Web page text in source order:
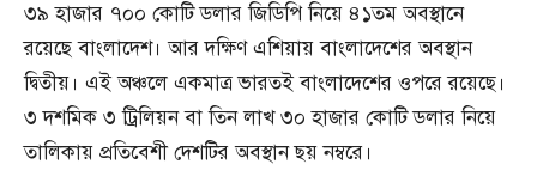
৩৯ হাজার ৭০০ কোটি ডলার জিডিপি নিয়ে ৪১তম অবস্থানে
রয়েছে বাংলাদেশ। আর দক্ষিণ এশিয়ায় বাংলাদেশের অবস্থান
দ্বিতীয়। এই অঞ্চলে একমাত্র ভারতই বাংলাদেশের ওপরে রয়েছে।
৩ দশমিক ৩ ট্রিলিয়ন বা তিন লাখ ৩০ হাজার কোটি ডলার নিয়ে
তালিকায় প্রতিবেশী দেশটির অবস্থান ছয় নম্বরে।